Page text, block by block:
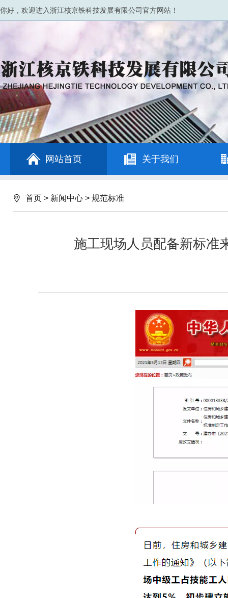
你好，欢迎进入浙江核京铁科技发展有限公司官方网站！
网站首页 关于我们
首页 > 新闻中心 > 规范标准
施工现场人员配备新标准